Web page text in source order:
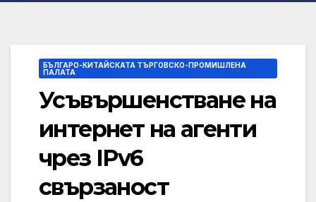
БЪЛГАРО-КИТАЙСКАТА ТЪРГОВСКО-ПРОМИШЛЕНА
ПАЛАТА
Усъвършенстване на
интернет на агенти
чрез IPv6
свързаност